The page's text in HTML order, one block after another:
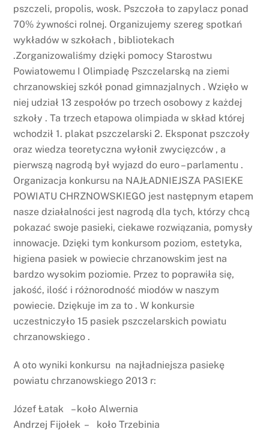
pszczeli, propolis, wosk. Pszczoła to zapylacz ponad
70% żywności rolnej. Organizujemy szereg spotkań
wykładów w szkołach , bibliotekach
.Zorganizowaliśmy dzięki pomocy Starostwu
Powiatowemu I Olimpiadę Pszczelarską na ziemi
chrzanowskiej szkół ponad gimnazjalnych . Wzięło w
niej udział 13 zespołów po trzech osobowy z każdej
szkoły . Ta trzech etapowa olimpiada w skład której
wchodził 1. plakat pszczelarski 2. Eksponat pszczoły
oraz wiedza teoretyczna wyłonił zwycięzców , a
pierwszą nagrodą był wyjazd do euro – parlamentu .
Organizacja konkursu na NAJŁADNIEJSZA PASIEKE
POWIATU CHRZNOWSKIEGO jest następnym etapem
nasze działalności jest nagrodą dla tych, którzy chcą
pokazać swoje pasieki, ciekawe rozwiązania, pomysły
innowacje. Dzięki tym konkursom poziom, estetyka,
higiena pasiek w powiecie chrzanowskim jest na
bardzo wysokim poziomie. Przez to poprawiła się,
jakość, ilość i różnorodność miodów w naszym
powiecie. Dziękuje im za to . W konkursie
uczestniczyło 15 pasiek pszczelarskich powiatu
chrzanowskiego .
A oto wyniki konkursu na najładniejsza pasiekę
powiatu chrzanowskiego 2013 r:
Józef Łatak – koło Alwernia
Andrzej Fijołek – koło Trzebinia